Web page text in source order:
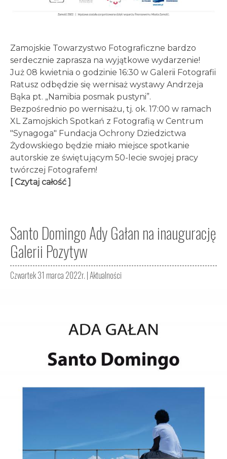
Zamojskie Towarzystwo Fotograficzne bardzo
serdecznie zaprasza na wyjątkowe wydarzenie!
Już 08 kwietnia o godzinie 16:30 w Galerii Fotografii
Ratusz odbędzie się wernisaż wystawy Andrzeja
Bąka pt. „Namibia posmak pustyni”.
Bezpośrednio po wernisażu, tj. ok. 17:00 w ramach
XL Zamojskich Spotkań z Fotografią w Centrum
"Synagoga" Fundacja Ochrony Dziedzictwa
Żydowskiego będzie miało miejsce spotkanie
autorskie ze świętującym 50-lecie swojej pracy
twórczej Fotografem!
[ Czytaj całość ]
Santo Domingo Ady Gałan na inaugurację
Galerii Pozytyw
Czwartek 31 marca 2022r. |Aktualności